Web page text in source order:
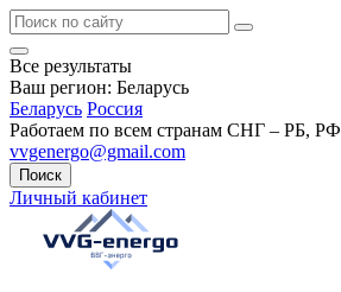
Все результаты
Ваш регион: Беларусь
Беларусь Россия
Работаем по всем странам СНГ – РБ, РФ
vvgenergo@gmail.com
Поиск
Личный кабинет